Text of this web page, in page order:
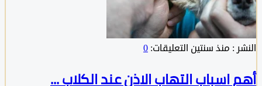
منذ سنتين التعليقات:0
التهاب الاذن عند الكلاب ...